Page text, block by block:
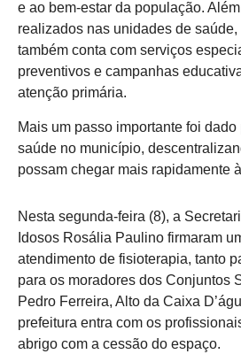
e ao bem-estar da população.
realizados nas unidades de saúde,
também conta com serviços
preventivos e campanhas
atenção primária.
Mais um passo importante foi dado
saúde no município,
possam chegar mais rapidamente
Nesta segunda-feira (8), a
Idosos Rosália Paulino firmaram
atendimento de fisioterapia, tanto
para os moradores dos Conjuntos
Pedro Ferreira, Alto da Caixa
prefeitura entra com os
abrigo com a cessão do espaço.